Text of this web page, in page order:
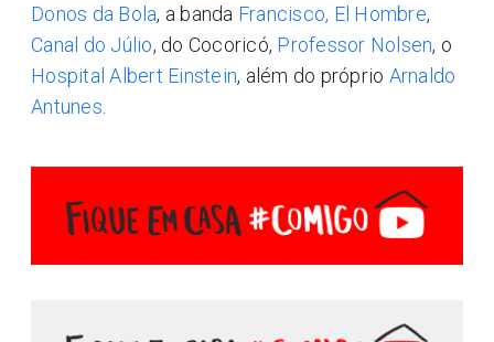
Donos da Bola, a banda Francisco, El Hombre,
Canal do Júlio, do Cocoricó, Professor Nolsen, o
Hospital Albert Einstein, além do próprio Arnaldo
Antunes